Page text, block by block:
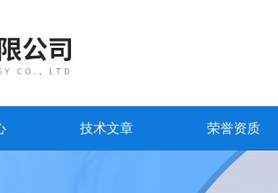
技术文章 荣誉资质